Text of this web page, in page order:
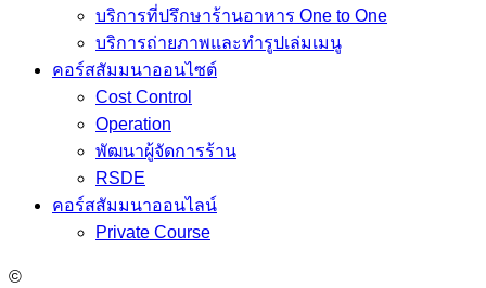
บริการที่ปรึกษาร้านอาหาร One to One
บริการถ่ายภาพและทำรูปเล่มเมนู
คอร์สสัมมนาออนไซต์
Cost Control
Operation
พัฒนาผู้จัดการร้าน
RSDE
คอร์สสัมมนาออนไลน์
Private Course
©